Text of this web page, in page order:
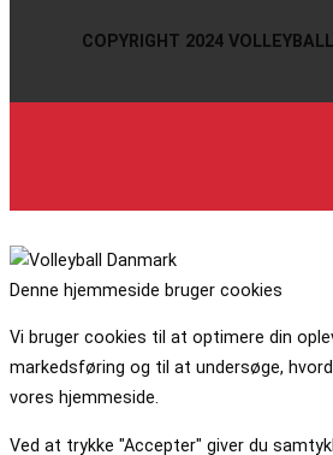
COPYRIGHT 2024
Denne hjemmeside bruger cookies
Vi bruger cookies til at optimere din
markedsføring og til at undersøge,
vores hjemmeside.
Ved at trykke "Accepter" giver du